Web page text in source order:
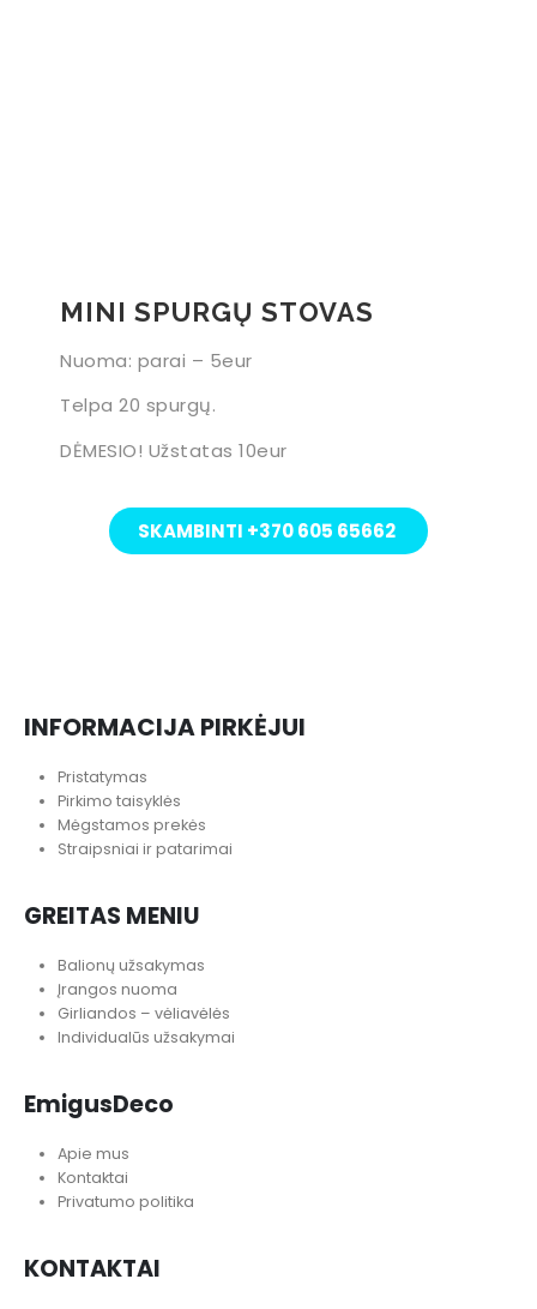
MINI SPURGŲ STOVAS
Nuoma: parai – 5eur
Telpa 20 spurgų.
DĖMESIO! Užstatas 10eur​
SKAMBINTI +370 605 65662
INFORMACIJA PIRKĖJUI
Pristatymas
Pirkimo taisyklės
Mėgstamos prekės
Straipsniai ir patarimai
GREITAS MENIU
Balionų užsakymas
Įrangos nuoma
Girliandos – vėliavėlės
Individualūs užsakymai
EmigusDeco
Apie mus
Kontaktai
Privatumo politika
KONTAKTAI